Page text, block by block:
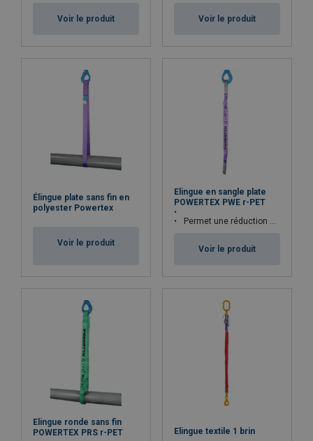
Voir le produit Voir le produit
Élingue plate sans fin en
polyester Powertex
Voir le produit
Elingue en sangle plate
POWERTEX PWE r-PET
Permet une réduction de 60% de C02 par rapport à une élingue en sangle plate standard.
Voir le produit
Elingue ronde sans fin
POWERTEX PRS r-PET
Elingue textile 1 brin